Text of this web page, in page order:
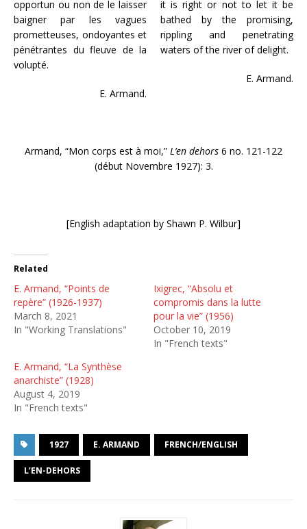
opportun ou non de le laisser
baigner par les vagues
prometteuses, ondoyantes et
pénétrantes du fleuve de la
volupté.
E. Armand.
it is right or not to let it be
bathed by the promising,
rippling and penetrating
waters of the river of delight.
E. Armand.
Armand, “Mon corps est à moi,” L’en dehors 6 no. 121-122
(début Novembre 1927): 3.
[English adaptation by Shawn P. Wilbur]
Related
E. Armand, “Points de
repère” (1926-1937)
March 8, 2021
In "Working Translations"
Ixigrec, “Absolu et
compromis dans la lutte
pour la vie” (1956)
October 10, 2019
In "French texts"
E. Armand, “La Synthèse
anarchiste” (1928)
August 4, 2019
In "French texts"
1927 E. ARMAND FRENCH/ENGLISH
L’EN-DEHORS